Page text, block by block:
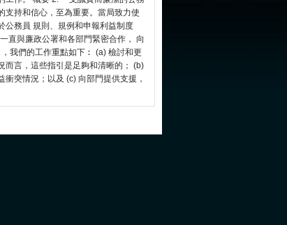
支持和信心，至為重要。當局致力使
公務員 規則、規例和申報利益制度
直與廉政公署和各部門緊密合作， 向
我們的工作重點如下︰ (a) 檢討和更
而言，這些指引是足夠和清晰的； (b)
突情況；以及 (c) 向部門提供支援，